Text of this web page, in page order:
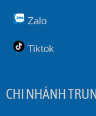
Zalo
Tiktok
CHI NHÁNH